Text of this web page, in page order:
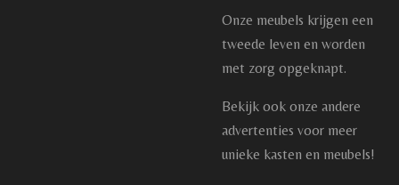
Onze meubels krijgen een
tweede leven en worden
met zorg opgeknapt.
Bekijk ook onze andere
advertenties voor meer
unieke kasten en meubels!